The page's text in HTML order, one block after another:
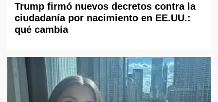
Trump firmó nuevos decretos contra la
ciudadanía por nacimiento en EE.UU.:
qué cambia